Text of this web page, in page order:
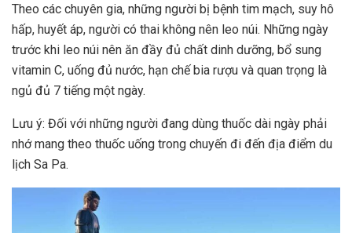
Theo các chuyên gia, những người bị bệnh tim mạch, suy hô
hấp, huyết áp, người có thai không nên leo núi. Những ngày
trước khi leo núi nên ăn đầy đủ chất dinh dưỡng, bổ sung
vitamin C, uống đủ nước, hạn chế bia rượu và quan trọng là
ngủ đủ 7 tiếng một ngày.
Lưu ý: Đối với những người đang dùng thuốc dài ngày phải
nhớ mang theo thuốc uống trong chuyến đi đến địa điểm du
lịch Sa Pa.